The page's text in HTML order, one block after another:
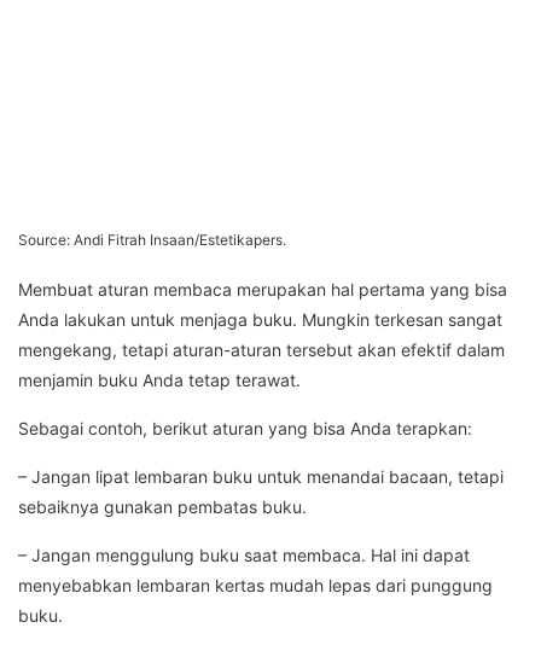
Source: Andi Fitrah Insaan/Estetikapers.
Membuat aturan membaca merupakan hal pertama yang bisa
Anda lakukan untuk menjaga buku. Mungkin terkesan sangat
mengekang, tetapi aturan-aturan tersebut akan efektif dalam
menjamin buku Anda tetap terawat.
Sebagai contoh, berikut aturan yang bisa Anda terapkan:
– Jangan lipat lembaran buku untuk menandai bacaan, tetapi
sebaiknya gunakan pembatas buku.
– Jangan menggulung buku saat membaca. Hal ini dapat
menyebabkan lembaran kertas mudah lepas dari punggung
buku.